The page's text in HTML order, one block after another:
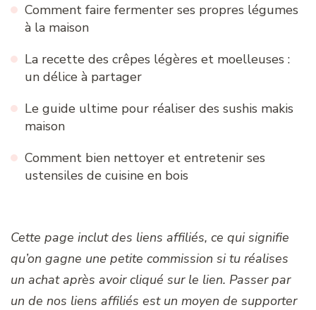
Comment faire fermenter ses propres légumes
à la maison
La recette des crêpes légères et moelleuses :
un délice à partager
Le guide ultime pour réaliser des sushis makis
maison
Comment bien nettoyer et entretenir ses
ustensiles de cuisine en bois
Cette page inclut des liens affiliés, ce qui signifie
qu’on gagne une petite commission si tu réalises
un achat après avoir cliqué sur le lien. Passer par
un de nos liens affiliés est un moyen de supporter